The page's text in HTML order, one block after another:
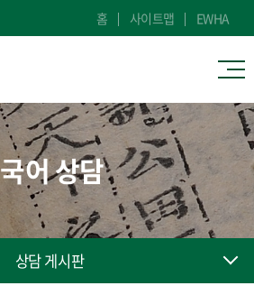
홈 사이트맵 EWHA
국어 상담
상담 게시판